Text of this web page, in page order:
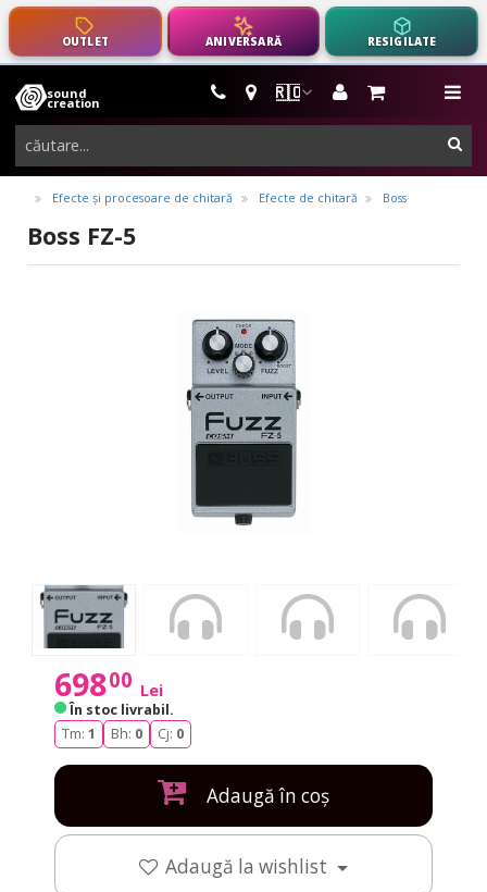
OUTLET ANIVERSARĂ RESIGILATE
🇷🇴
sound
creation
instrumente
muzicale,
echipamente
pro-
audio
Efecte și procesoare de chitară Efecte de chitară Boss
Boss FZ-5
69800 Lei
În stoc livrabil.
Tm: 1 Bh: 0 Cj: 0
Adaugă în coș
Adaugă la wishlist